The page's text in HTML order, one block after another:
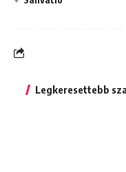
Legkeresettebb